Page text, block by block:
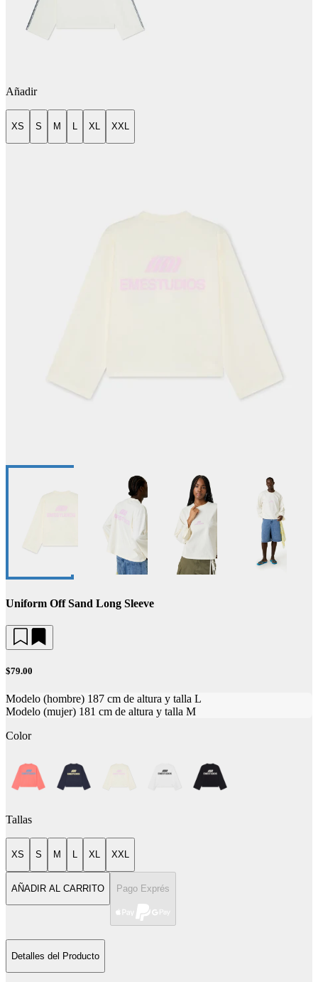
Añadir
XS S M L XL XXL
Uniform Off Sand Long Sleeve
$79.00
Modelo (hombre) 187 cm de altura y talla L
Modelo (mujer) 181 cm de altura y talla M
Color
Tallas
XS S M L XL XXL
AÑADIR AL CARRITO Pago Exprés
Detalles del Producto